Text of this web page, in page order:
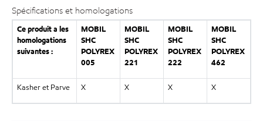
Spécifications et homologations
Ce produit a les
homologations
suivantes :
MOBIL
SHC
POLYREX
005
MOBIL
SHC
POLYREX
221
MOBIL
SHC
POLYREX
222
MOBIL
SHC
POLYREX
462
Kasher et Parve X X X X